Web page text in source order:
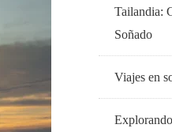
Tailandia:
Soñado
Viajes en